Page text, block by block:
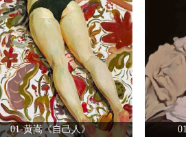
01-黄嵩《自己人》